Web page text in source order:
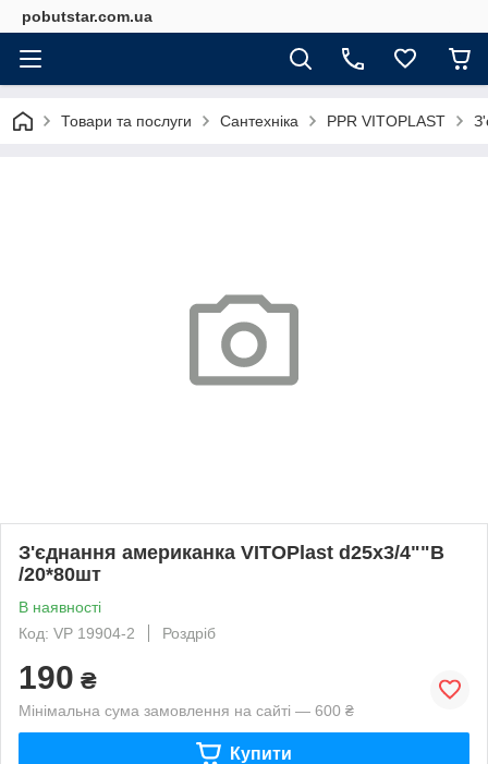
pobutstar.com.ua
Товари та послуги Сантехніка PPR VITOPLAST
З'єднання американка VITOPlast d25x3/4""В
/20*80шт
В наявності
Код: VP 19904-2
Роздріб
190 ₴
Мінімальна сума замовлення на сайті — 600 ₴
Купити